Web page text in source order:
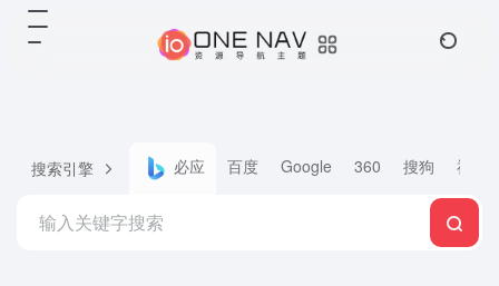
搜索引擎 必应 百度 Google 360 搜狗 神马